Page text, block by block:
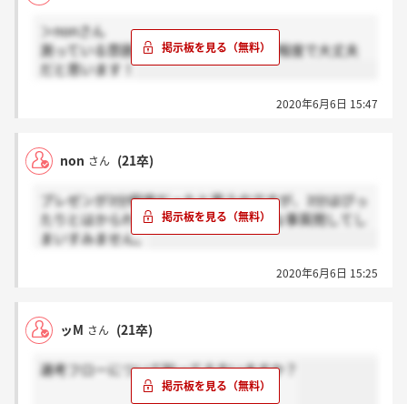
＞nonさん
測っている雰囲気はなかったので、3分程度で大丈夫
だと思います！
2020年6月6日 15:47
non さん (21卒)
プレゼンが3分程度だったと思うのですが、3分はぴっ
たりとはかられていた空気ですか？変な事質問してし
まいすみません。
2020年6月6日 15:25
ッM さん (21卒)
選考フローについて知ってる方いますか？